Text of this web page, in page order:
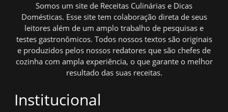
Somos um site de Receitas Culinárias e Dicas
Domésticas. Esse site tem colaboração direta de seus
leitores além de um amplo trabalho de pesquisas e
testes gastronômicos. Todos nossos textos são originais
e produzidos pelos nossos redatores que são chefes de
cozinha com ampla experiência, o que garante o melhor
resultado das suas receitas.
Institucional